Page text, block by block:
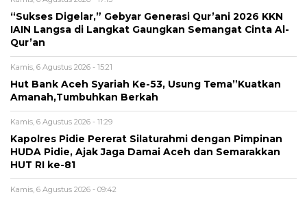
“Sukses Digelar,” Gebyar Generasi Qur’ani 2026 KKN
IAIN Langsa di Langkat Gaungkan Semangat Cinta Al-
Qur’an
Kamis, 6 Agustus 2026 - 15:21
Hut Bank Aceh Syariah Ke-53, Usung Tema”Kuatkan
Amanah,Tumbuhkan Berkah
Kamis, 6 Agustus 2026 - 11:29
Kapolres Pidie Pererat Silaturahmi dengan Pimpinan
HUDA Pidie, Ajak Jaga Damai Aceh dan Semarakkan
HUT RI ke-81
Kamis, 6 Agustus 2026 - 09:42